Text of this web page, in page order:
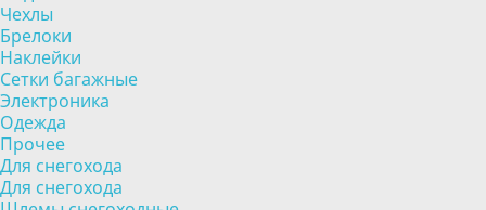
Чехлы
Брелоки
Наклейки
Сетки багажные
Электроника
Одежда
Прочее
Для снегохода
Для снегохода